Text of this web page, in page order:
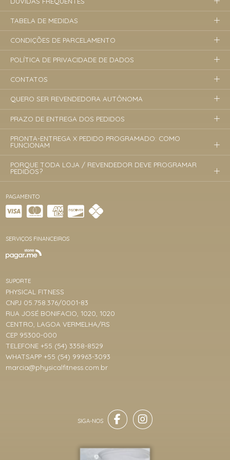
PAGAMENTO
SERVIÇOS FINANCEIROS
SUPORTE
PHYSICAL FITNESS
CNPJ 05.758.376/0001-83
RUA JOSÉ BONIFACIO, 1020, 1020
CENTRO, LAGOA VERMELHA/RS
CEP 95300-000
TELEFONE +55 (54) 3358-8529
WHATSAPP +55 (54) 99963-3093
marcia@physicalfitness.com.br
TABELA DE MEDIDAS
CONDIÇÕES DE PARCELAMENTO
POLÍTICA DE PRIVACIDADE DE DADOS
CONTATOS
QUERO SER REVENDEDORA AUTÔNOMA
PRAZO DE ENTREGA DOS PEDIDOS
PRONTA-ENTREGA X PEDIDO PROGRAMADO: COMO
FUNCIONAM
PORQUE TODA LOJA / REVENDEDOR DEVE PROGRAMAR
PEDIDOS?